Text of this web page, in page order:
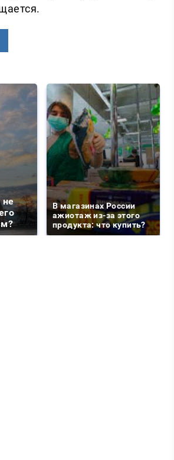
не
В магазинах России
ажиотаж из-за этого
продукта: что купить?